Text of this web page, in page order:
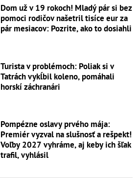
Dom už v 19 rokoch! Mladý pár si bez
pomoci rodičov našetril tisíce eur za
pár mesiacov: Pozrite, ako to dosiahli
Turista v problémoch: Poliak si v
Tatrách vykĺbil koleno, pomáhali
horskí záchranári
Pompézne oslavy prvého mája:
Premiér vyzval na slušnosť a rešpekt!
Voľby 2027 vyhráme, aj keby ich šľak
trafil, vyhlásil